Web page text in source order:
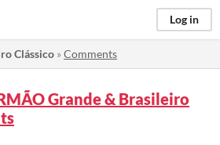
Log in
Clássico »Comments
Grande & Brasileiro